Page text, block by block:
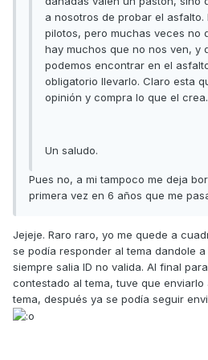
a nosotros de probar el asfalto.
pilotos, pero muchas veces no
hay muchos que no nos ven, y
podemos encontrar en el
obligatorio llevarlo. Claro esta
opinión y compra lo que el crea.
Un saludo.
Pues no, a mi tampoco me deja
primera vez en 6 años que me
Jejeje. Raro raro, yo me quede a
se podía responder al tema dandole
siempre salia ID no valida. Al final
contestado al tema, tuve que
tema, después ya se podía seguir